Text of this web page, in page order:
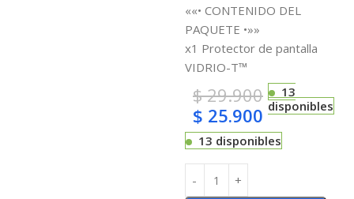
««• CONTENIDO DEL
PAQUETE •»»
x1 Protector de pantalla
VIDRIO-T™
$29.900
$ 25.900
13
disponibles
13 disponibles